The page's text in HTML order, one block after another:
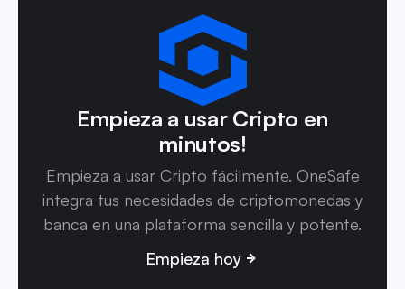
Empieza a usar Cripto en
minutos!
Empieza a usar Cripto fácilmente. OneSafe
integra tus necesidades de criptomonedas y
banca en una plataforma sencilla y potente.
Empieza hoy